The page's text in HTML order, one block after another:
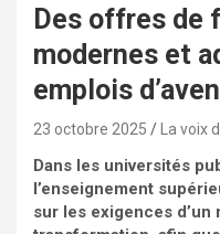
Des offres de
modernes et
emplois
23 octobre 2025 La voix
Dans les universités
l’enseignement
sur les exigences d’un